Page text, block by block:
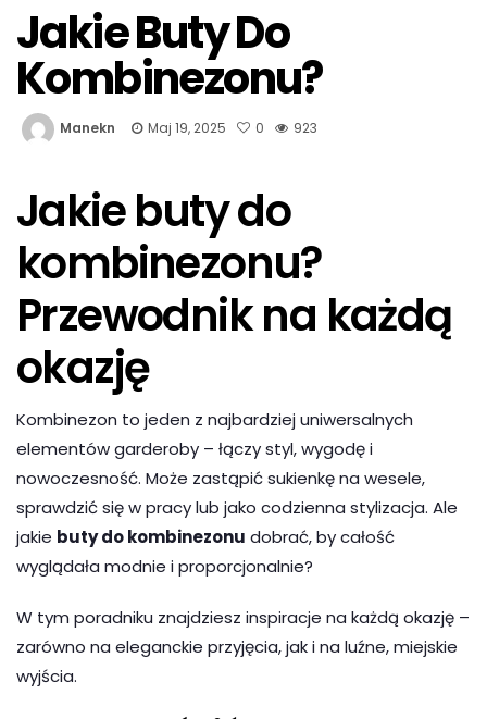
Jakie Buty Do
Kombinezonu?
Manekn Maj 19, 2025 0 923
Jakie buty do
kombinezonu?
Przewodnik na każdą
okazję
Kombinezon to jeden z najbardziej uniwersalnych
elementów garderoby – łączy styl, wygodę i
nowoczesność. Może zastąpić sukienkę na wesele,
sprawdzić się w pracy lub jako codzienna stylizacja. Ale
jakie buty do kombinezonu dobrać, by całość
wyglądała modnie i proporcjonalnie?
W tym poradniku znajdziesz inspiracje na każdą okazję –
zarówno na eleganckie przyjęcia, jak i na luźne, miejskie
wyjścia.